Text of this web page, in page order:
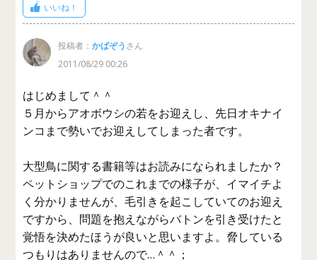
いいね！
投稿者：かばぞうさん
2011/08/29 00:26
はじめまして＾＾
５月からアオボウシの若をお迎えし、先日オキナイ
ンコまで勢いでお迎えしてしまった者です。
大型鳥に関する書籍等はお読みになられましたか？
ペットショップでのこれまでの様子が、イマイチよ
く分かりませんが、毛引きを起こしていてのお迎え
ですから、問題を抱えながらバトンを引き受けたと
覚悟を決めたほうが良いと思いますよ。脅している
つもりはありませんので…＾＾；